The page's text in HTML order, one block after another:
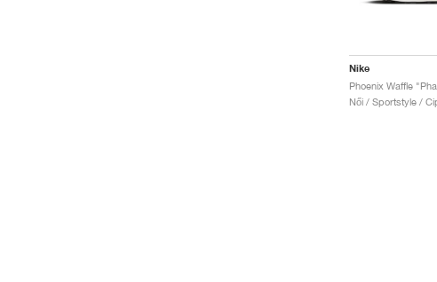
Nike
Phoenix Waffle
Női / Sportstyle /